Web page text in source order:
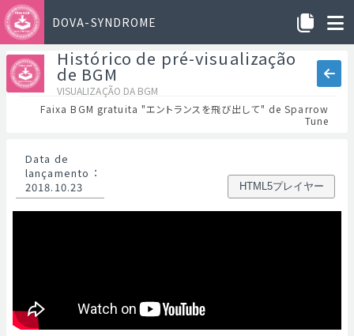
DOVA-SYNDROME
Histórico de pré-visualização
de BGM
VISUALIZAÇÃO DA BGM
Faixa BGM gratuita "エントランスを飛び出して" de Sparrow
Tune
Data de
lançamento ：
2018.10.23
HTML5プレイヤー